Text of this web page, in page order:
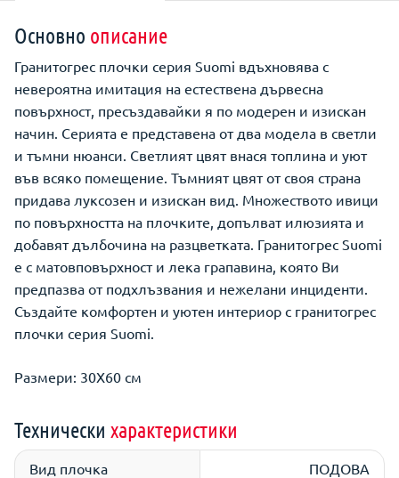
Основно описание
Гранитогрес плочки серия Suomi вдъхновява с
невероятна имитация на естествена дървесна
повърхност, пресъздавайки я по модерен и изискан
начин. Серията е представена от два модела в светли
и тъмни нюанси. Светлият цвят внася топлина и уют
във всяко помещение. Тъмният цвят от своя страна
придава луксозен и изискан вид. Множеството ивици
по повърхността на плочките, допълват илюзията и
добавят дълбочина на разцветката. Гранитогрес Suomi
е с матовповърхност и лека грапавина, която Ви
предпазва от подхлъзвания и нежелани инциденти.
Създайте комфортен и уютен интериор с гранитогрес
плочки серия Suomi.
Размери: 30Х60 см
Технически характеристики
Вид плочка ПОДОВА